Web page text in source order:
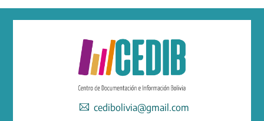
cedibolivia@gmail.com